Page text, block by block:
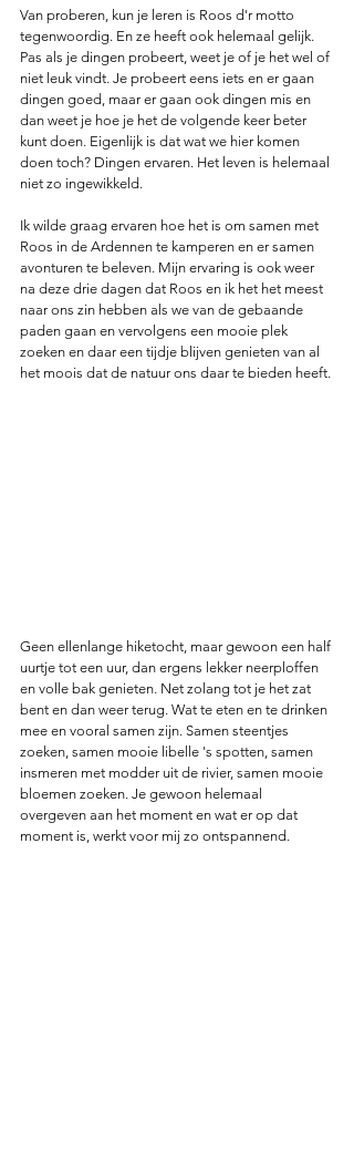
Van proberen, kun je leren is Roos d'r motto
tegenwoordig. En ze heeft ook helemaal gelijk.
Pas als je dingen probeert, weet je of je het wel of
niet leuk vindt. Je probeert eens iets en er gaan
dingen goed, maar er gaan ook dingen mis en
dan weet je hoe je het de volgende keer beter
kunt doen. Eigenlijk is dat wat we hier komen
doen toch? Dingen ervaren. Het leven is helemaal
niet zo ingewikkeld.
Ik wilde graag ervaren hoe het is om samen met
Roos in de Ardennen te kamperen en er samen
avonturen te beleven. Mijn ervaring is ook weer
na deze drie dagen dat Roos en ik het het meest
naar ons zin hebben als we van de gebaande
paden gaan en vervolgens een mooie plek
zoeken en daar een tijdje blijven genieten van al
het moois dat de natuur ons daar te bieden heeft.
Geen ellenlange hiketocht, maar gewoon een half
uurtje tot een uur, dan ergens lekker neerploffen
en volle bak genieten. Net zolang tot je het zat
bent en dan weer terug. Wat te eten en te drinken
mee en vooral samen zijn. Samen steentjes
zoeken, samen mooie libelle 's spotten, samen
insmeren met modder uit de rivier, samen mooie
bloemen zoeken. Je gewoon helemaal
overgeven aan het moment en wat er op dat
moment is, werkt voor mij zo ontspannend.